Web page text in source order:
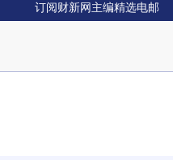
订阅财新网主编精选电邮